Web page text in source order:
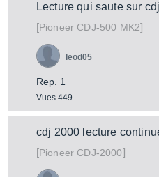
Lecture qui saute sur
[Pioneer CDJ-500 MK2]
Rep. 1
Vues 449
leod05
cdj 2000 lecture
[Pioneer CDJ-2000]